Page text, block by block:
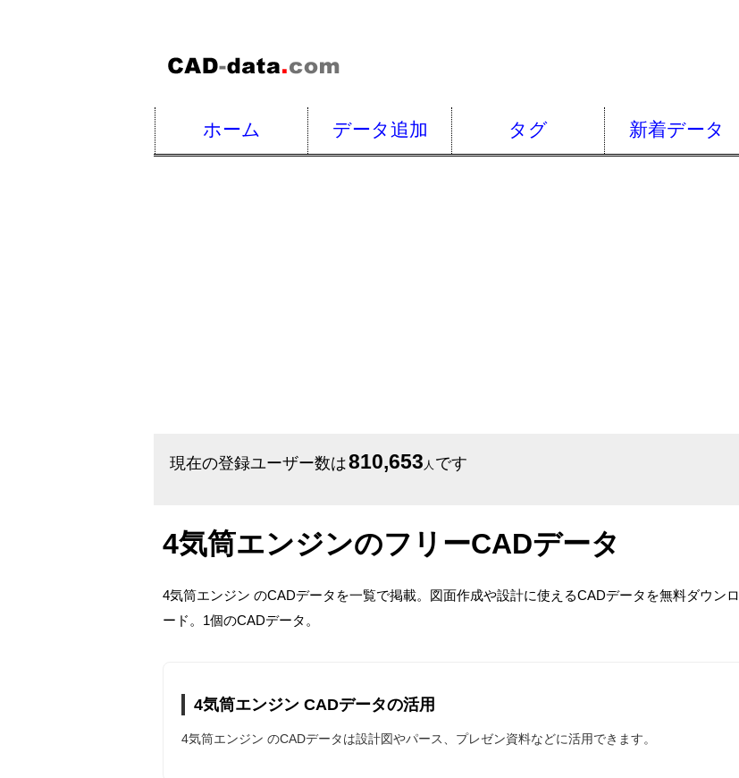
ホーム データ追加 タグ 新着データ
現在の登録ユーザー数は810,653 人 です
4気筒エンジンのフリーCADデータ
4気筒エンジン のCADデータを一覧で掲載。図面作成や設計に使えるCADデータを無料ダウンロ
ード。1個のCADデータ。
4気筒エンジン CADデータの活用
4気筒エンジン のCADデータは設計図やパース、プレゼン資料などに活用できます。